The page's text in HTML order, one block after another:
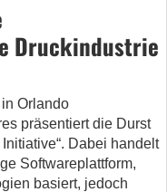
Druckindustrie
Orlando
präsentiert die Durst
Dabei handelt
Softwareplattform,
basiert, jedoch